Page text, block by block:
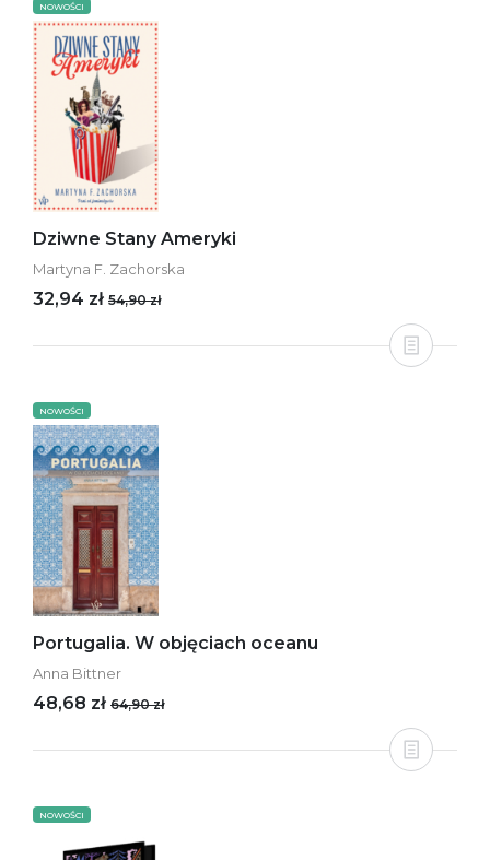
NOWOŚCI
Dziwne Stany Ameryki
Martyna F. Zachorska
32,94 zł 54,90 zł
NOWOŚCI
Portugalia. W objęciach oceanu
Anna Bittner
48,68 zł 64,90 zł
NOWOŚCI